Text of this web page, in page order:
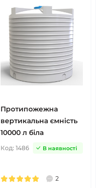
Протипожежна
вертикальна ємність
10000 л біла
Код: 1486 В наявності
2